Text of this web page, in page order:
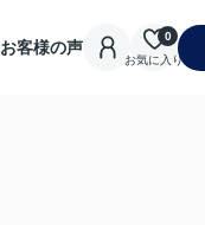
お客様の声
お気に入り
0